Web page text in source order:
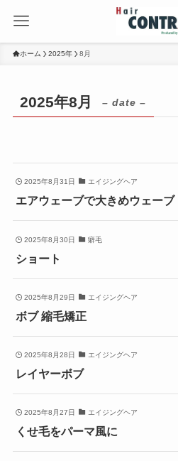
ホーム 2025年 8月
2025年8月 – date –
2025年8月31日 エイジングヘア
エアウェーブで大きめウェーブ
2025年8月30日 癖毛
ショート
2025年8月29日 エイジングヘア
ボブ 縮毛矯正
2025年8月28日 エイジングヘア
レイヤーボブ
2025年8月27日 エイジングヘア
くせ毛をパーマ風に